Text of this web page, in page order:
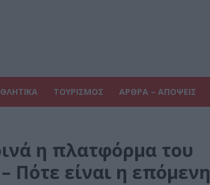
ΤΟΥΡΙΣΜΟΣ ΑΡΘΡΑ – ΑΠΟΨΕΙΣ
η πλατφόρμα του
Πότε είναι η επόμενη